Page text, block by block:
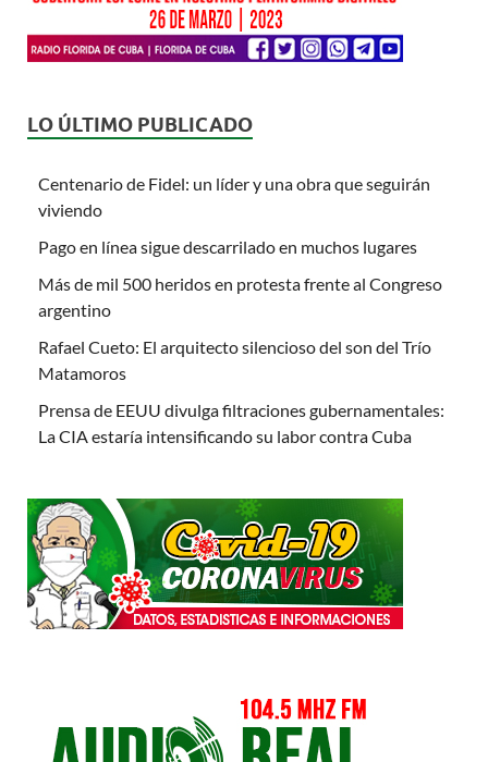
LO ÚLTIMO PUBLICADO
Centenario de Fidel: un líder y una obra que seguirán
viviendo
Pago en línea sigue descarrilado en muchos lugares
Más de mil 500 heridos en protesta frente al Congreso
argentino
Rafael Cueto: El arquitecto silencioso del son del Trío
Matamoros
Prensa de EEUU divulga filtraciones gubernamentales:
La CIA estaría intensificando su labor contra Cuba